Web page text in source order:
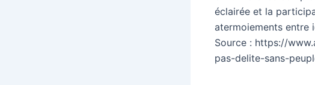
éclairée et la
atermoiements entre
Source : https://
pas-delite-sans-